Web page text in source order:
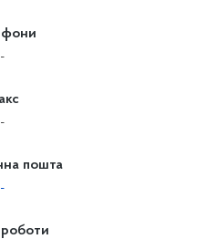
-
-
пошта
-
роботи